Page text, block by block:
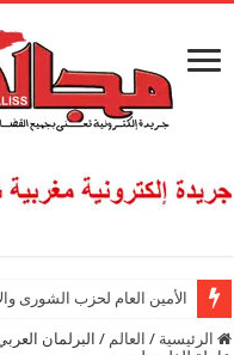
الأمين العام لحزب الشورى
الرئيسية / العالم / البرلمان